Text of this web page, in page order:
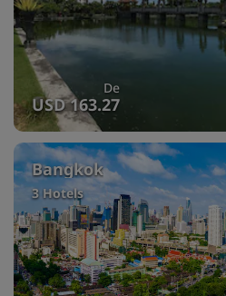
De
USD 163.27
Bangkok
3 Hotels